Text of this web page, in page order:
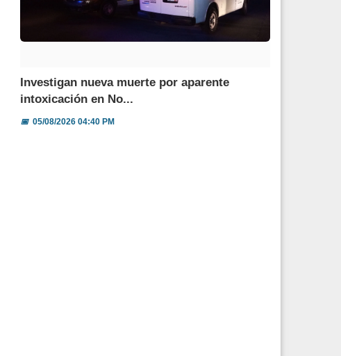
Investigan nueva muerte por aparente
intoxicación en No...
📅05/08/2026 04:40 PM